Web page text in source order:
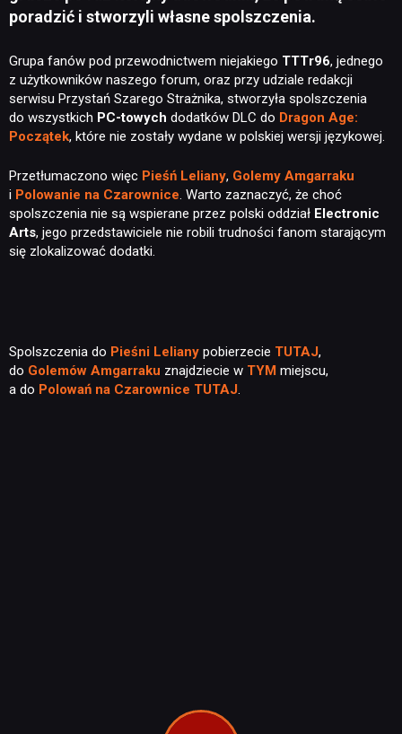
poradzić i stworzyli własne spolszczenia.
Grupa fanów pod przewodnictwem niejakiego TTTr96, jednego
z użytkowników naszego forum, oraz przy udziale redakcji
serwisu Przystań Szarego Strażnika, stworzyła spolszczenia
do wszystkich PC-towych dodatków DLC do Dragon Age:
Początek, które nie zostały wydane w polskiej wersji językowej.
Przetłumaczono więc Pieśń Leliany, Golemy Amgarraku
i Polowanie na Czarownice. Warto zaznaczyć, że choć
spolszczenia nie są wspierane przez polski oddział Electronic
Arts, jego przedstawiciele nie robili trudności fanom starającym
się zlokalizować dodatki.
Spolszczenia do Pieśni Leliany pobierzecie TUTAJ,
do Golemów Amgarraku znajdziecie w TYM miejscu,
a do Polowań na Czarownice TUTAJ.